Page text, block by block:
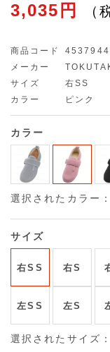
3,035円
商品コード
メーカー
サイズ
右SS
カラー
ピンク
カラー
選択されたカラー
サイズ
右SS 右S
左SS 左S
選択されたサイズ